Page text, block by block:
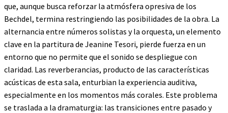
que, aunque busca reforzar la atmósfera opresiva de los
Bechdel, termina restringiendo las posibilidades de la obra. La
alternancia entre números solistas y la orquesta, un elemento
clave en la partitura de Jeanine Tesori, pierde fuerza en un
entorno que no permite que el sonido se despliegue con
claridad. Las reverberancias, producto de las características
acústicas de esta sala, enturbian la experiencia auditiva,
especialmente en los momentos más corales. Este problema
se traslada a la dramaturgia: las transiciones entre pasado y